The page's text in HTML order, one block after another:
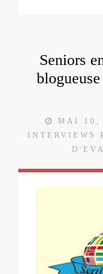
Seniors
MAI 10,
INTERVIEWS
D'EVA